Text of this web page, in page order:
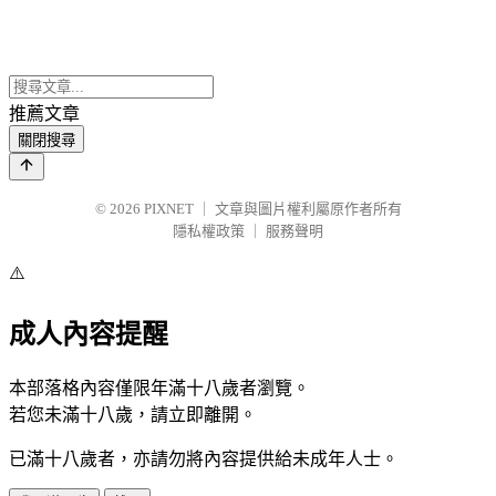
推薦文章
關閉搜尋
© 2026 PIXNET
文章與圖片權利屬原作者所有
隱私權政策
服務聲明
⚠️
成人內容提醒
本部落格內容僅限年滿十八歲者瀏覽。
若您未滿十八歲，請立即離開。
已滿十八歲者，亦請勿將內容提供給未成年人士。